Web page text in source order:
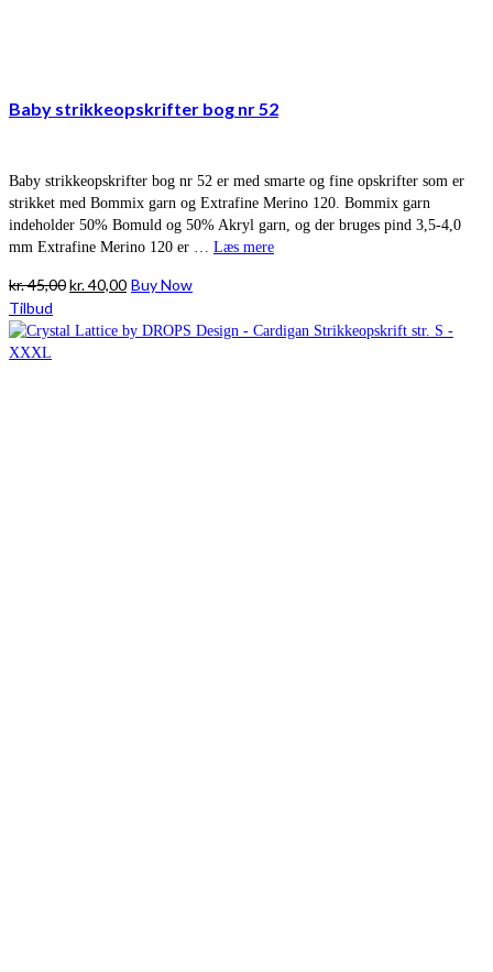
Baby strikkeopskrifter bog nr 52
Baby strikkeopskrifter bog nr 52 er med smarte og fine opskrifter som er
strikket med Bommix garn og Extrafine Merino 120. Bommix garn
indeholder 50% Bomuld og 50% Akryl garn, og der bruges pind 3,5-4,0
mm Extrafine Merino 120 er … Læs mere
kr.45,00Den
pris
kr.40,00Den
pris
Buy Now
Tilbud